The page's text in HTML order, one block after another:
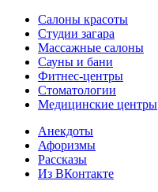
Салоны красоты
Студии загара
Массажные салоны
Сауны и бани
Фитнес-центры
Стоматологии
Медицинские центры
Анекдоты
Афоризмы
Рассказы
Из ВКонтакте